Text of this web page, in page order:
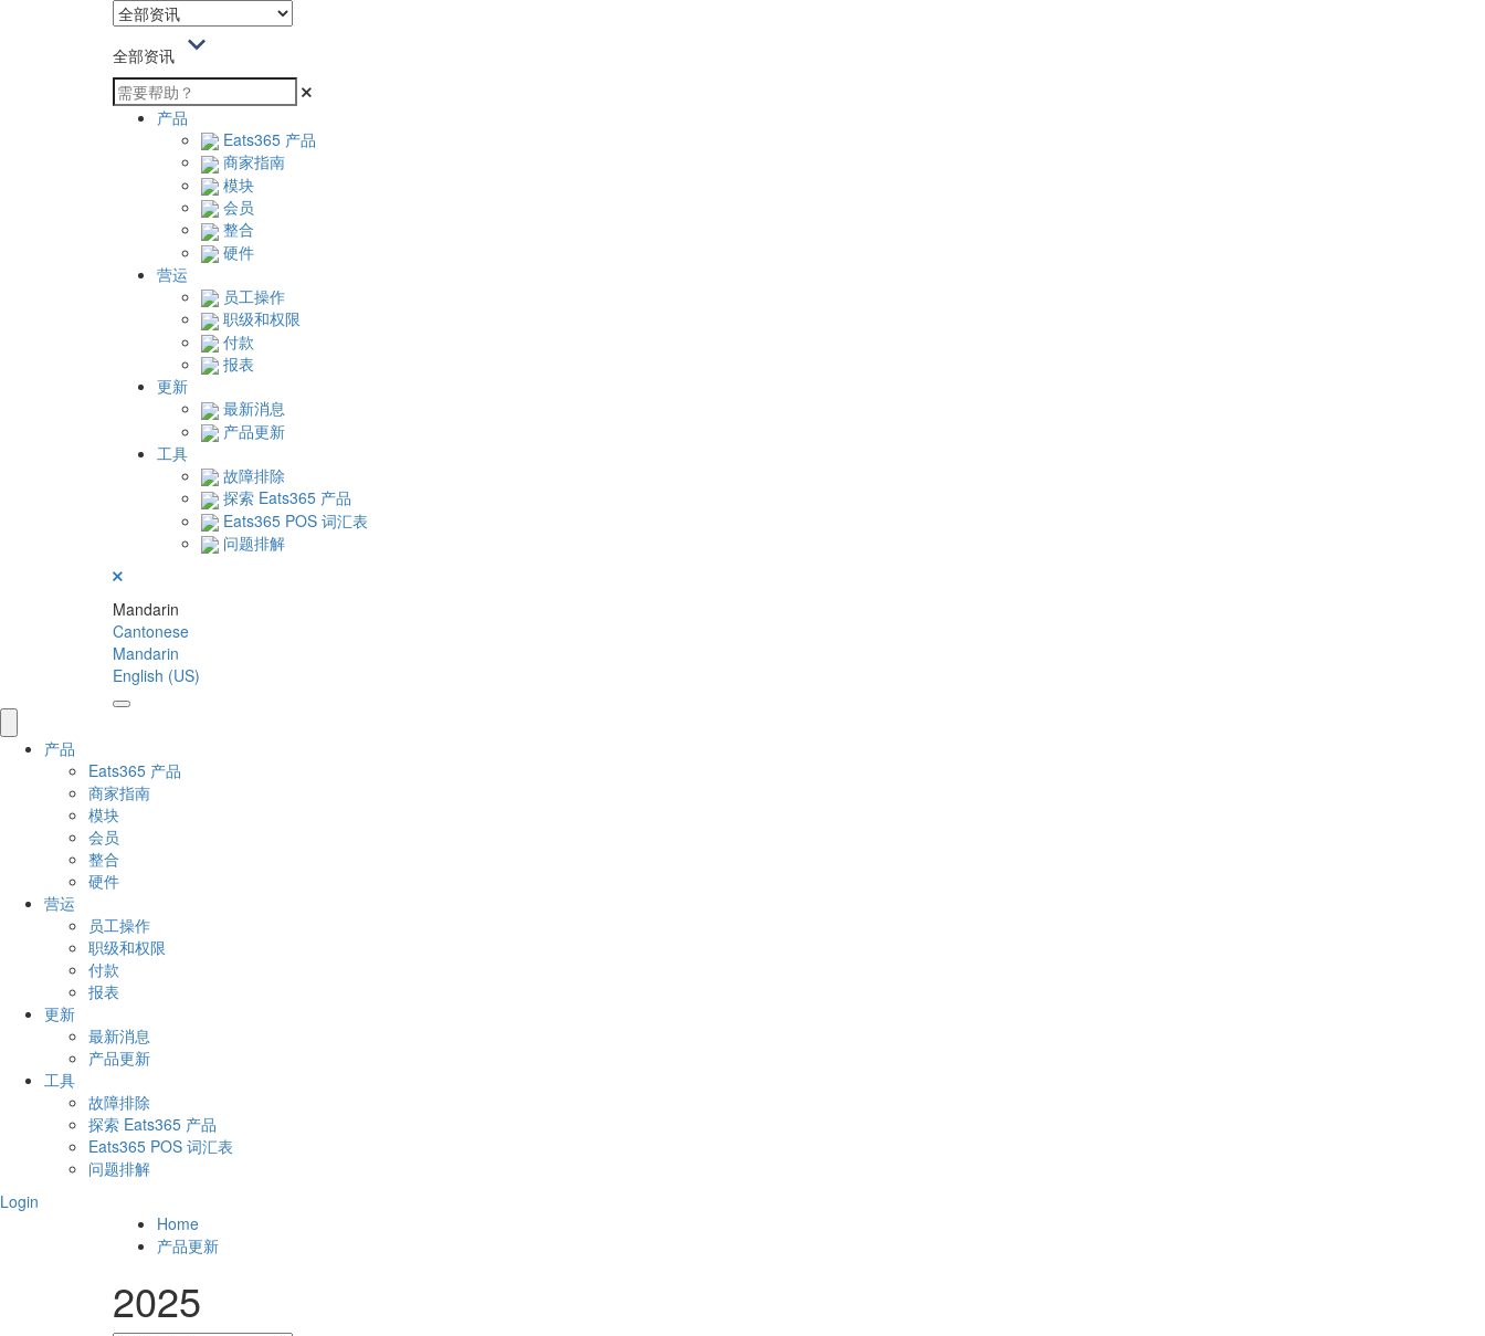
全部资讯
产品
Eats365 产品
商家指南
模块
会员
整合
硬件
营运
员工操作
职级和权限
付款
报表
更新
最新消息
产品更新
工具
故障排除
探索 Eats365 产品
Eats365 POS 词汇表
问题排解
Mandarin
Cantonese
Mandarin
English (US)
产品
Eats365 产品
商家指南
模块
会员
整合
硬件
营运
员工操作
职级和权限
付款
报表
更新
最新消息
产品更新
工具
故障排除
探索 Eats365 产品
Eats365 POS 词汇表
问题排解
Login
Home
产品更新
2025